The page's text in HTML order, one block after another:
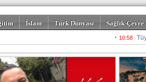
İslam Türk Dünyası Sağlık-Çevre